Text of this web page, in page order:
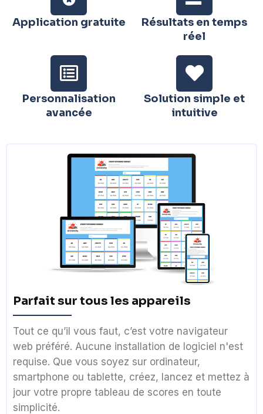
Application gratuite
Résultats en temps
réel
Personnalisation
avancée
Solution simple et
intuitive
Parfait sur tous les appareils
Tout ce qu’il vous faut, c’est votre navigateur
web préféré. Aucune installation de logiciel n'est
requise. Que vous soyez sur ordinateur,
smartphone ou tablette, créez, lancez et mettez à
jour votre propre tableau de scores en toute
simplicité.